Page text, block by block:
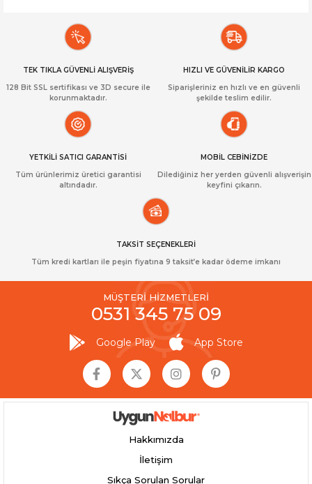
TEK TIKLA GÜVENLİ ALIŞVERİŞ
128 Bit SSL sertifikası ve 3D secure ile
korunmaktadır.
HIZLI VE GÜVENİLİR KARGO
Siparişleriniz en hızlı ve en güvenli
şekilde teslim edilir.
YETKİLİ SATICI GARANTİSİ
Tüm ürünlerimiz üretici garantisi
altındadır.
MOBİL CEBİNİZDE
Dilediğiniz her yerden güvenli alışverişin
keyfini çıkarın.
TAKSİT SEÇENEKLERİ
Tüm kredi kartları ile peşin fiyatına 9 taksit’e kadar ödeme imkanı
MÜŞTERİ HİZMETLERİ
0531 345 75 09
Google Play App Store
Hakkımızda
İletişim
Sıkça Sorulan Sorular